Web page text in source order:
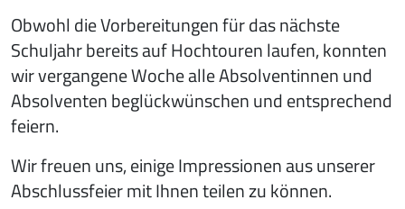
Obwohl die Vorbereitungen für das nächste
Schuljahr bereits auf Hochtouren laufen, konnten
wir vergangene Woche alle Absolventinnen und
Absolventen beglückwünschen und entsprechend
feiern.
Wir freuen uns, einige Impressionen aus unserer
Abschlussfeier mit Ihnen teilen zu können.